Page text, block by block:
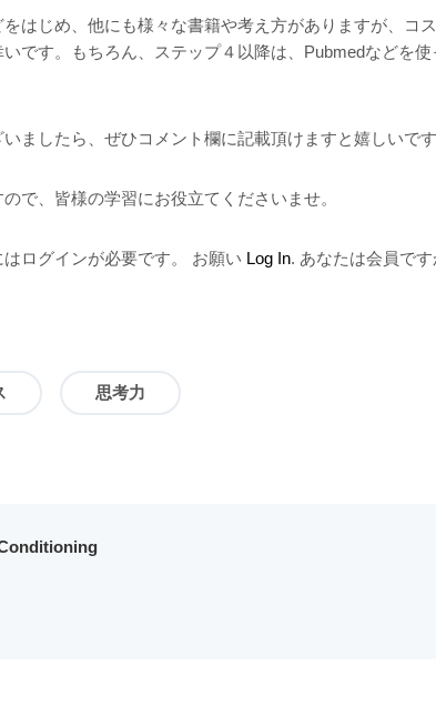
はじめ、他にも様々な書籍や考え方がありますが、コ
です。もちろん、ステップ４以降は、Pubmedなどを
ましたら、ぜひコメント欄に記載頂けますと嬉しいで
で、皆様の学習にお役立てくださいませ。
ログインが必要です。 お願い Log In. あなたは会員で
思考力